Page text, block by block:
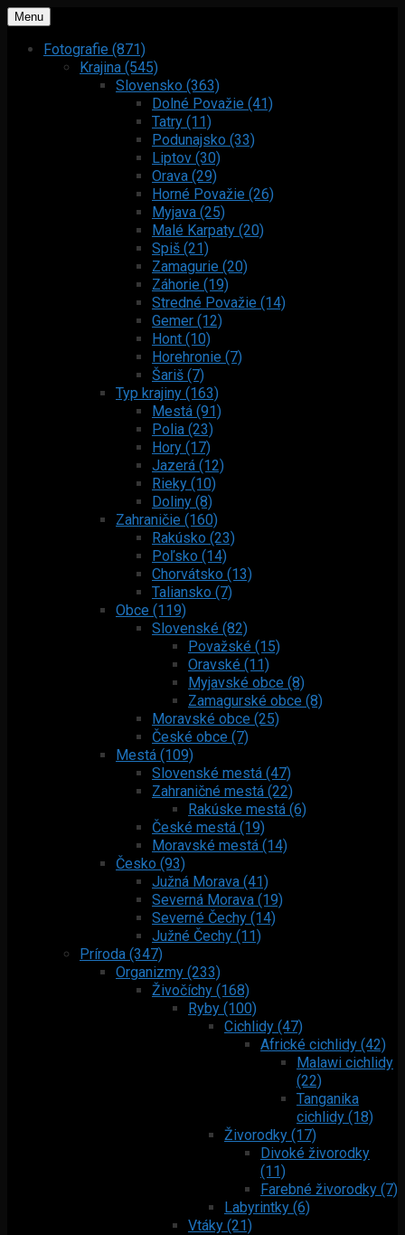
Menu
Fotografie (871)
Krajina (545)
Slovensko (363)
Dolné Považie (41)
Tatry (11)
Podunajsko (33)
Liptov (30)
Orava (29)
Horné Považie (26)
Myjava (25)
Malé Karpaty (20)
Spiš (21)
Zamagurie (20)
Záhorie (19)
Stredné Považie (14)
Gemer (12)
Hont (10)
Horehronie (7)
Šariš (7)
Typ krajiny (163)
Mestá (91)
Polia (23)
Hory (17)
Jazerá (12)
Rieky (10)
Doliny (8)
Zahraničie (160)
Rakúsko (23)
Poľsko (14)
Chorvátsko (13)
Taliansko (7)
Obce (119)
Slovenské (82)
Považské (15)
Oravské (11)
Myjavské obce (8)
Zamagurské obce (8)
Moravské obce (25)
České obce (7)
Mestá (109)
Slovenské mestá (47)
Zahraničné mestá (22)
Rakúske mestá (6)
České mestá (19)
Moravské mestá (14)
Česko (93)
Južná Morava (41)
Severná Morava (19)
Severné Čechy (14)
Južné Čechy (11)
Príroda (347)
Organizmy (233)
Živočíchy (168)
Ryby (100)
Cichlidy (47)
Africké cichlidy (42)
Malawi cichlidy
(22)
Tanganika
cichlidy (18)
Živorodky (17)
Divoké živorodky
(11)
Farebné živorodky (7)
Labyrintky (6)
Vtáky (21)